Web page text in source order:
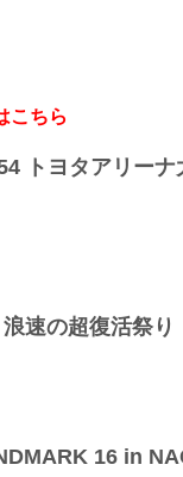
こちら
トヨタアリーナ
速の超復活祭り
16 in